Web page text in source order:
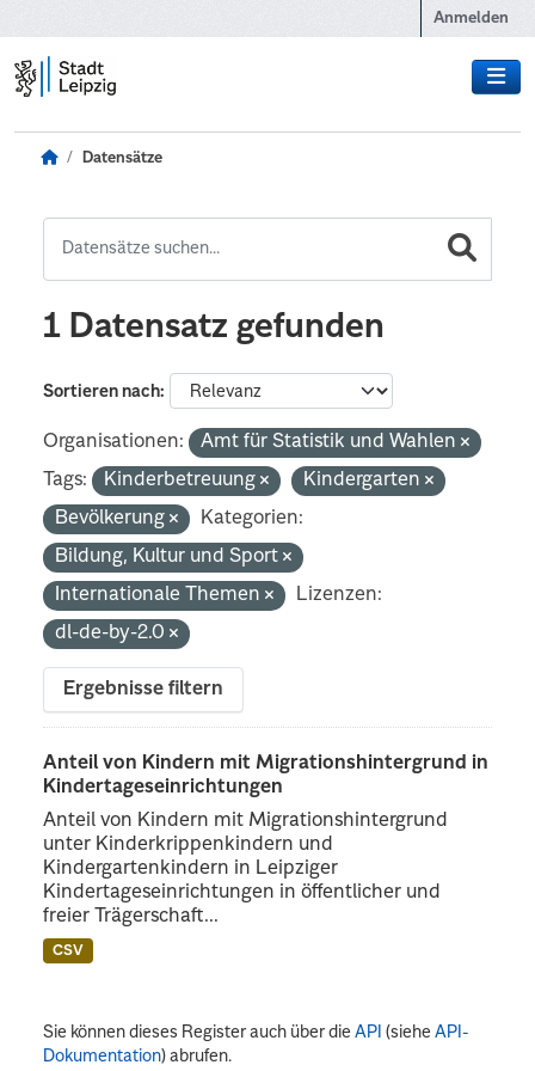
Anmelden
Datensätze
1 Datensatz gefunden
Sortieren nach
Organisationen:
Amt für Statistik und Wahlen
Tags:
Kinderbetreuung
Kindergarten
Bevölkerung
Kategorien:
Bildung, Kultur und Sport
Internationale Themen
Lizenzen:
dl-de-by-2.0
Ergebnisse filtern
Anteil von Kindern mit Migrationshintergrund in
Kindertageseinrichtungen
Anteil von Kindern mit Migrationshintergrund
unter Kinderkrippenkindern und
Kindergartenkindern in Leipziger
Kindertageseinrichtungen in öffentlicher und
freier Trägerschaft...
CSV
Sie können dieses Register auch über dieAPI (sieheAPI-
Dokumentation) abrufen.